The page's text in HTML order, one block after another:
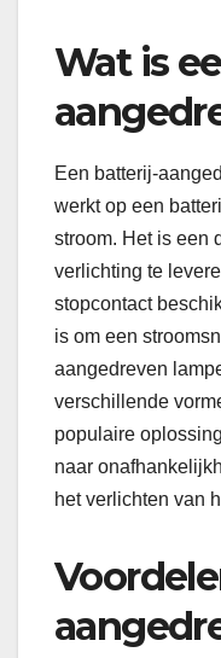
Wat is
Een batterij-
werkt op een
stroom. Het is een
verlichting te
stopcontact
is om een
aangedreven
verschillende
populaire
naar
het verlichten van